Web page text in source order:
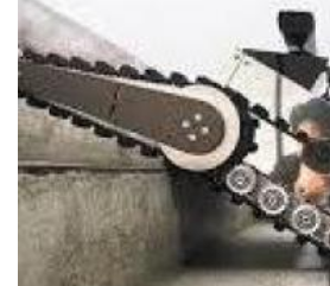
刊登